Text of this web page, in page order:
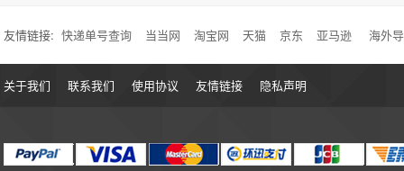
友情链接: 快递单号查询 当当网 淘宝网 天猫 京东 亚马逊 海外
关于我们 联系我们 使用协议 友情链接 隐私声明